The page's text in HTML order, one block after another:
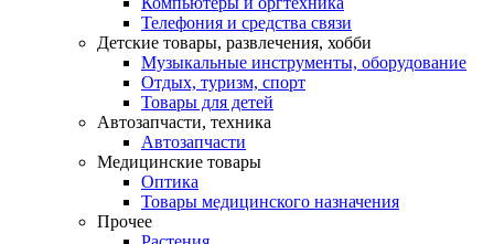
Телефония и средства связи
Детские товары, развлечения, хобби
Музыкальные инструменты, оборудование
Отдых, туризм, спорт
Товары для детей
Автозапчасти, техника
Автозапчасти
Медицинские товары
Оптика
Товары медицинского назначения
Прочее